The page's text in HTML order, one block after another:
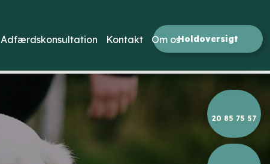
20 85 75 57
Adfærdskonsultation Kontakt Om osHoldoversigt​